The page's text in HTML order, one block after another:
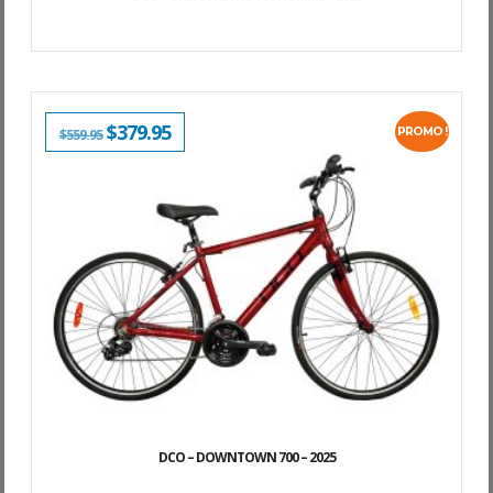
PROMO !
DCO – DOWNTOWN 700 – 2025
$559.95 LE
PRIX
ÉTAIT :
$559.95.
$379.95LE
PRIX
EST :
$379.95.